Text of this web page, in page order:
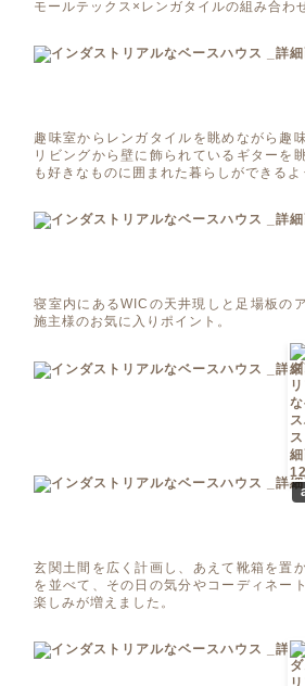
モールテックス×レンガタイルの組み合わ
趣味室からレンガタイルを眺めながら趣
リビングから壁に飾られているギターを
も好きなものに囲まれた暮らしができるよ
寝室内にあるWICの天井現しと足場板の
施主様のお気に入りポイント。
玄関土間を広く計画し、あえて靴箱を置
を並べて、その日の気分やコーディネー
楽しみが増えました。